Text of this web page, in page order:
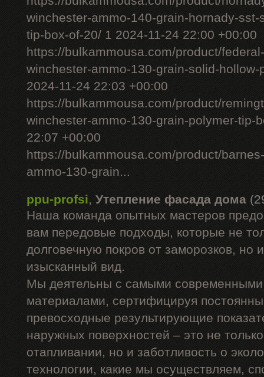
winchester-ammo-140-grain-hornady-
tip-box-of-20/ 1 2024-11-24 22:00 +00:00
https://bulkammousa.com/product/
winchester-ammo-130-grain-solid-
2024-11-24 22:03 +00:00
https://bulkammousa.com/product/
winchester-ammo-130-grain-polymer-tip-
22:07 +00:00
https://bulkammousa.com/product/
ammo-130-grain...
ppu-profsi, Утепление фасада дома
Наша команда опытных мастеров
вам передовые подходы, которые не
долговечную покров от заморозков,
изысканный вид.
Мы деятельны с самыми современными
материалами, сертифицируя
превосходные результирующие
наружных поверхностей – это не
отапливании, но и заботливость о
технологии, какие мы осуществляем,